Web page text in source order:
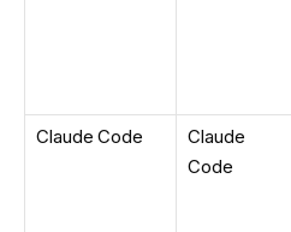
Claude Code
Claude
Code